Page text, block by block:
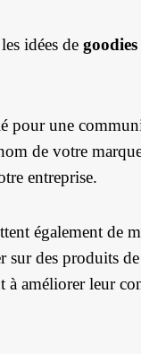
idées de
pour une
de votre
entreprise.
également de
des produits
à améliorer leur